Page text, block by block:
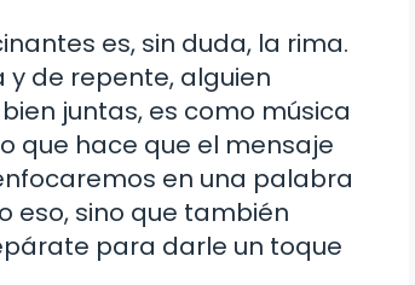
es, sin duda, la rima.
y de repente, alguien
juntas, es como música
que hace que el mensaje
en una palabra
eso, sino que también
para darle un toque